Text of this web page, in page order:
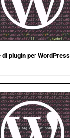
plugin per WordPress